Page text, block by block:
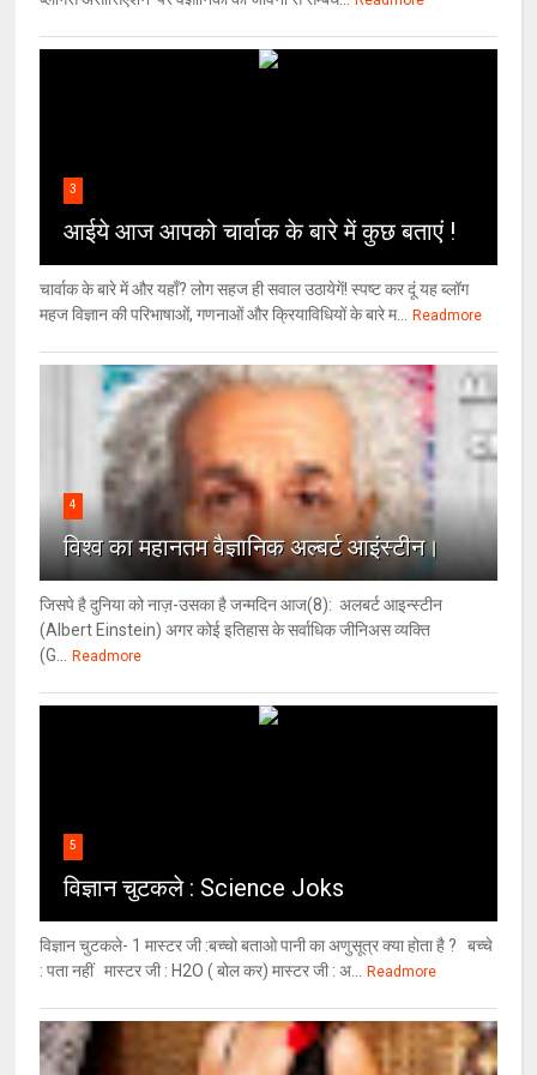
3
आईये आज आपको चार्वाक के बारे में कुछ बताएं !
चार्वाक के बारे में और यहाँ? लोग सहज ही सवाल उठायेगें! स्पष्ट कर दूं यह ब्लॉग
महज विज्ञान की परिभाषाओं, गणनाओं और क्रियाविधियों के बारे म...
Readmore
4
विश्‍व का महानतम वैज्ञानिक अल्बर्ट आइंस्टीन।
जिसपे है दुनिया को नाज़-उसका है जन्मदिन आज(8): अलबर्ट आइन्स्टीन
(Albert Einstein) अगर कोई इतिहास के सर्वाधिक जीनिअस व्यक्ति
(G...
Readmore
5
विज्ञान चुटकले : Science Joks
विज्ञान चुटकले- 1 मास्टर जी :बच्चो बताओ पानी का अणुसूत्र क्या होता है ? बच्चे
: पता नहीं मास्टर जी : H2O ( बोल कर) मास्टर जी : अ...
Readmore